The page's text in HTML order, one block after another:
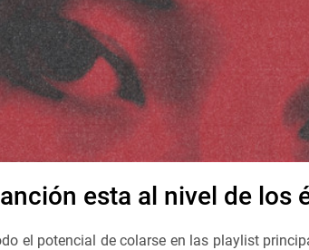
esta al nivel de los
el potencial de colarse en las playlist